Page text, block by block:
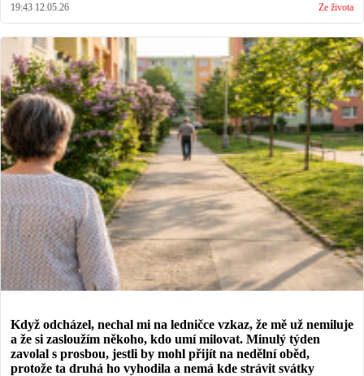
19:43 12.05.26 Ze života
Když odcházel, nechal mi na ledničce vzkaz, že mě už nemiluje
a že si zasloužím někoho, kdo umí milovat. Minulý týden
zavolal s prosbou, jestli by mohl přijít na nedělní oběd,
protože ta druhá ho vyhodila a nemá kde strávit svátky